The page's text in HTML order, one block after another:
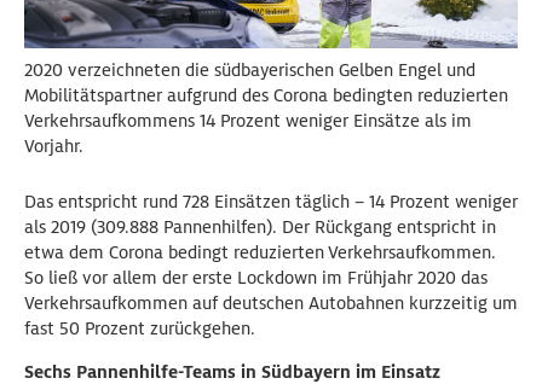
2020 verzeichneten die südbayerischen Gelben Engel und
Mobilitätspartner aufgrund des Corona bedingten reduzierten
Verkehrsaufkommens 14 Prozent weniger Einsätze als im
Vorjahr.
Das entspricht rund 728 Einsätzen täglich – 14 Prozent weniger
als 2019 (309.888 Pannenhilfen). Der Rückgang entspricht in
etwa dem Corona bedingt reduzierten Verkehrsaufkommen.
So ließ vor allem der erste Lockdown im Frühjahr 2020 das
Verkehrsaufkommen auf deutschen Autobahnen kurzzeitig um
fast 50 Prozent zurückgehen.
Sechs Pannenhilfe-Teams in Südbayern im Einsatz